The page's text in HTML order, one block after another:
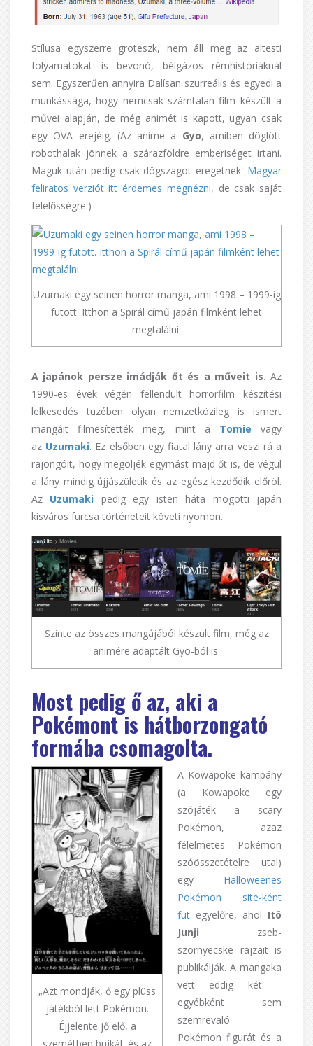
Stílusa egyszerre groteszk, nem áll meg az altesti
folyamatokat is bevonó, bélgázos rémhistóriáknál
sem. Egyszerűen annyira Dalísan szürreális és egyedi a
munkássága, hogy nemcsak számtalan film készült a
művei alapján, de még animét is kapott, ugyan csak
egy OVA erejéig. (Az anime a Gyo, amiben döglött
robothalak jönnek a szárazföldre emberiséget irtani.
Maguk után pedig csak dögszagot eregetnek. Magyar
feliratos verziót itt érdemes megnézni, de csak saját
felelősségre.)
Uzumaki egy seinen horror manga, ami 1998 – 1999-ig
futott. Itthon a Spirál című japán filmként lehet
megtalálni.
A japánok persze imádják őt és a műveit is. Az
1990-es évek végén fellendült horrorfilm készítési
lelkesedés tüzében olyan nemzetközileg is ismert
mangáit filmesítették meg, mint a Tomie vagy
az Uzumaki. Ez elsőben egy fiatal lány arra veszi rá a
rajongóit, hogy megöljék egymást majd őt is, de végül
a lány mindig újjászületik és az egész kezdődik előröl.
Az Uzumaki pedig egy isten háta mögötti japán
kisváros furcsa történeteit követi nyomon.
Szinte az összes mangájából készült film, még az
animére adaptált Gyo-ból is.
Most pedig ő az, aki a
Pokémont is hátborzongató
formába csomagolta.
„Azt mondják, ő egy plüss
játékból lett Pokémon.
Éjjelente jő elő, a
szemétben bujkál, és az
A Kowapoke kampány
(a Kowapoke egy
szójáték a scary
Pokémon, azaz
félelmetes Pokémon
szóösszetételre utal)
egy Halloweenes
Pokémon site-ként
fut egyelőre, ahol Itō
Junji zseb-
szörnyecske rajzait is
publikálják. A mangaka
vett eddig két –
egyébként sem
szemrevaló –
Pokémon figurát és a